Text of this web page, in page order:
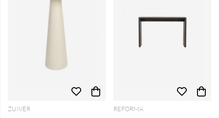
ZUIVER REFORMA